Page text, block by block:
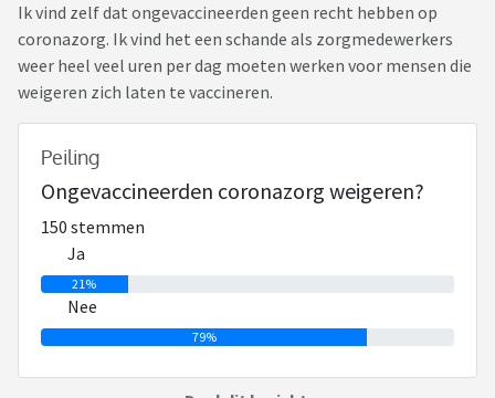
Ik vind zelf dat ongevaccineerden geen recht hebben op
coronazorg. Ik vind het een schande als zorgmedewerkers
weer heel veel uren per dag moeten werken voor mensen die
weigeren zich laten te vaccineren.
Peiling
Ongevaccineerden coronazorg weigeren?
150 stemmen
Ja
21%
Nee
79%